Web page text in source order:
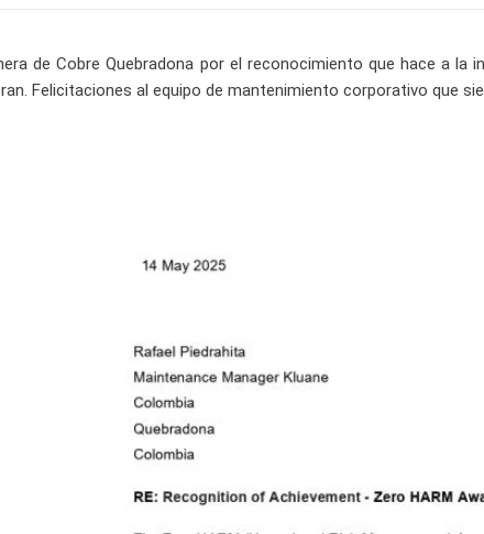
de Cobre Quebradona por el reconocimiento que hace a
Felicitaciones al equipo de mantenimiento corporativo que